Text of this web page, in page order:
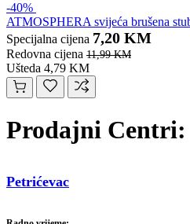
-40%
ATMOSPHERA svijeća brušena
Specijalna cijena 7,20 KM
Redovna cijena 11,99 KM
Ušteda 4,79 KM
Prodajni Centri:
Petrićevac